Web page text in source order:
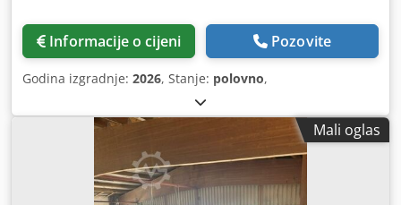
Informacije o cijeni Pozovite
Godina izgradnje: 2026, Stanje: polovno,
Mali oglas